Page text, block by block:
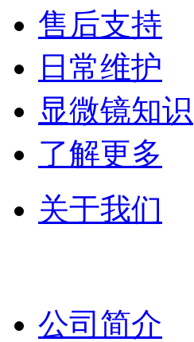
售后支持
日常维护
显微镜知识
了解更多
关于我们
公司简介